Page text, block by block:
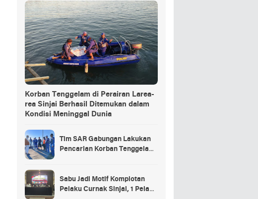
Korban Tenggelam di Perairan Larea-
rea Sinjai Berhasil Ditemukan dalam
Kondisi Meninggal Dunia
Tim SAR Gabungan Lakukan
Pencarian Korban Tenggelam
Sabu Jadi Motif Komplotan
Pelaku Curnak Sinjai, 1 Pelaku